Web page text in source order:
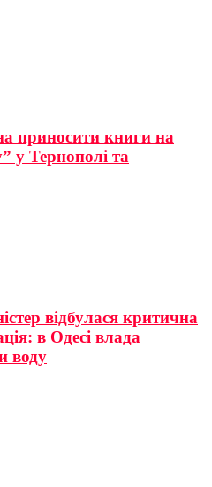
приносити книги на
у Тернополі та
відбулася критична
в Одесі влада
воду